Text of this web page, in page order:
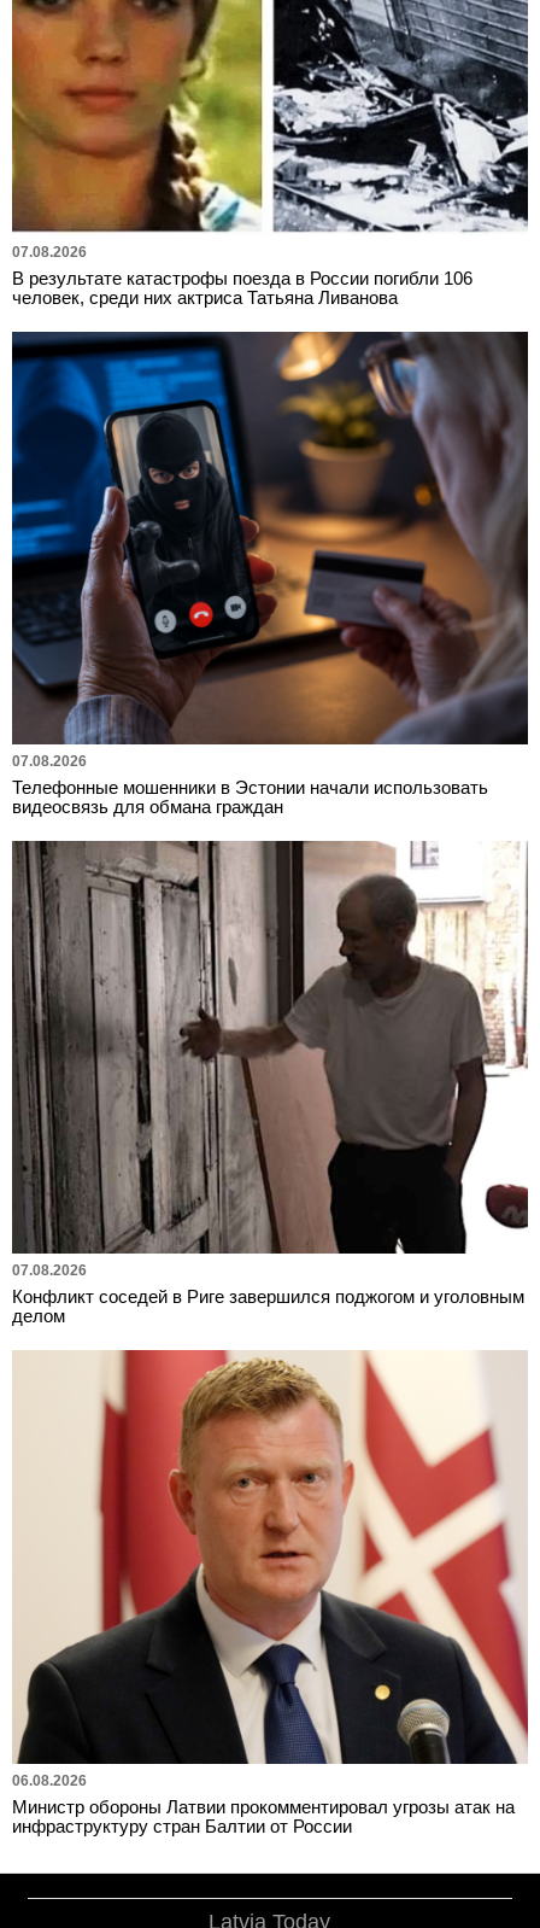
07.08.2026
В результате катастрофы поезда в России погибли 106
человек, среди них актриса Татьяна Ливанова
07.08.2026
Телефонные мошенники в Эстонии начали использовать
видеосвязь для обмана граждан
07.08.2026
Конфликт соседей в Риге завершился поджогом и уголовным
делом
06.08.2026
Министр обороны Латвии прокомментировал угрозы атак на
инфраструктуру стран Балтии от России
Latvia Today